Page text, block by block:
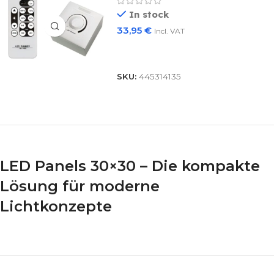
In stock
33,95€ Incl. VAT
SKU:445314135
LED Panels 30×30 – Die kompakte
Lösung für moderne
Lichtkonzepte